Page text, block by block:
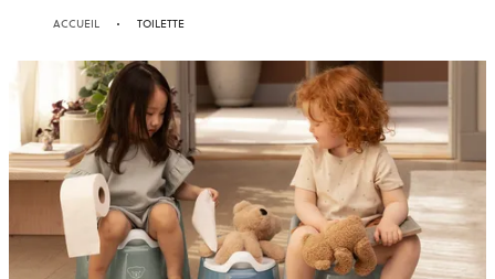
ACCUEIL TOILETTE